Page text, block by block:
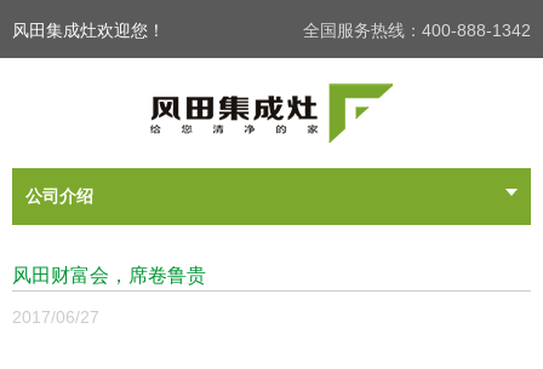
风田集成灶欢迎您！ 全国服务热线：400-888-1342
公司介绍
风田财富会，席卷鲁贵
2017/06/27